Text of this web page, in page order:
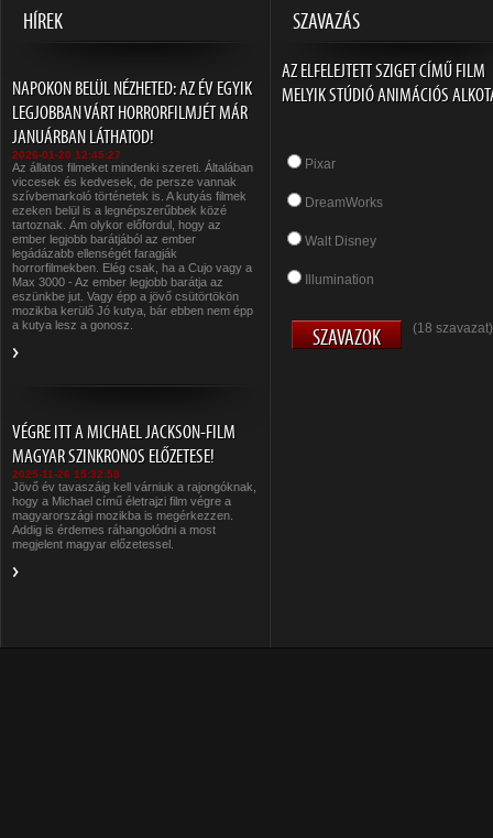
HÍREK SZAVAZÁS
NAPOKON BELÜL NÉZHETED: AZ ÉV EGYIK
LEGJOBBAN VÁRT HORRORFILMJÉT MÁR
JANUÁRBAN LÁTHATOD!
2026-01-20 12:45:27
Az állatos filmeket mindenki szereti. Általában
viccesek és kedvesek, de persze vannak
szívbemarkoló történetek is. A kutyás filmek
ezeken belül is a legnépszerűbbek közé
tartoznak. Ám olykor előfordul, hogy az
ember legjobb barátjából az ember
legádázabb ellenségét faragják
horrorfilmekben. Elég csak, ha a Cujo vagy a
Max 3000 - Az ember legjobb barátja az
eszünkbe jut. Vagy épp a jövő csütörtökön
mozikba kerülő Jó kutya, bár ebben nem épp
a kutya lesz a gonosz.
VÉGRE ITT A MICHAEL JACKSON-FILM
MAGYAR SZINKRONOS ELŐZETESE!
2025-11-26 15:32:58
Jövő év tavaszáig kell várniuk a rajongóknak,
hogy a Michael című életrajzi film végre a
magyarországi mozikba is megérkezzen.
Addig is érdemes ráhangolódni a most
megjelent magyar előzetessel.
AZ ELFELEJTETT SZIGET CÍMŰ FILM
MELYIK STÚDIÓ ANIMÁCIÓS
Pixar
DreamWorks
Walt Disney
Illumination
(18 szavazat)